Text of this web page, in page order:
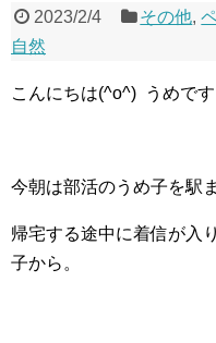
2023/2/4 その他,
自然
こんにちは(^o^) うめです
今朝は部活のうめ子を駅
帰宅する途中に着信が入
子から。